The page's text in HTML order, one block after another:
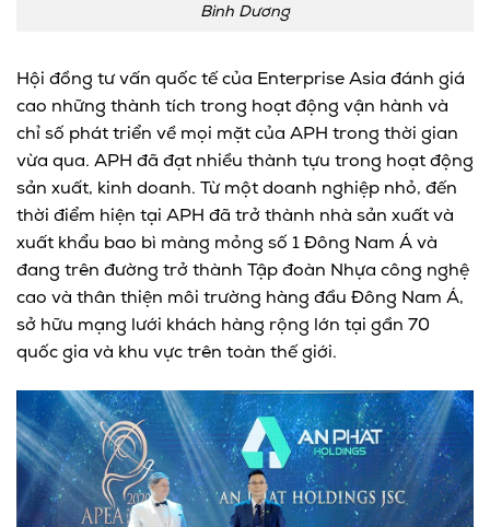
Bình Dương
Hội đồng tư vấn quốc tế của Enterprise Asia đánh giá
cao những thành tích trong hoạt động vận hành và
chỉ số phát triển về mọi mặt của APH trong thời gian
vừa qua. APH đã đạt nhiều thành tựu trong hoạt động
sản xuất, kinh doanh. Từ một doanh nghiệp nhỏ, đến
thời điểm hiện tại APH đã trở thành nhà sản xuất và
xuất khẩu bao bì màng mỏng số 1 Đông Nam Á và
đang trên đường trở thành Tập đoàn Nhựa công nghệ
cao và thân thiện môi trường hàng đầu Đông Nam Á,
sở hữu mạng lưới khách hàng rộng lớn tại gần 70
quốc gia và khu vực trên toàn thế giới.